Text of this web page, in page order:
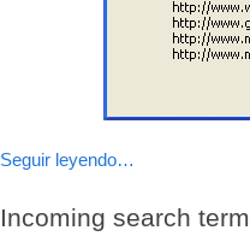
Seguir leyendo…
Incoming search